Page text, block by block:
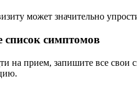
может значительно
список симптомов
на прием, запишите все свои